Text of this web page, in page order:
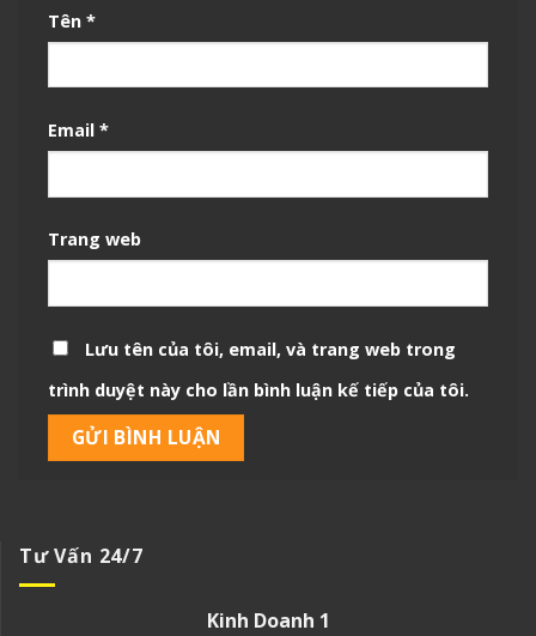
Tên *
Email *
Trang web
Lưu tên của tôi, email, và trang web trong
trình duyệt này cho lần bình luận kế tiếp của tôi.
Tư Vấn 24/7
Kinh Doanh 1